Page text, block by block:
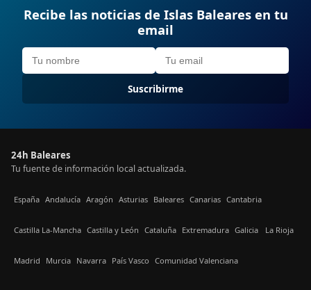
Recibe las noticias de Islas Baleares en tu
email
Suscribirme
24h Baleares
Tu fuente de información local actualizada.
España Andalucía Aragón Asturias Baleares Canarias Cantabria
Castilla La-Mancha Castilla y León Cataluña Extremadura Galicia La Rioja
Madrid Murcia Navarra País Vasco Comunidad Valenciana